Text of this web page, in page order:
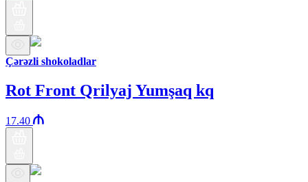
Çərəzli shokoladlar
Rot Front Qrilyaj Yumşaq kq
17.40